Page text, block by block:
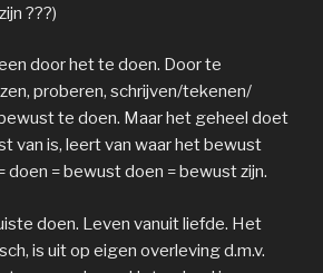
???)
door het te doen. Door te
proberen, schrijven/tekenen/
te doen. Maar het geheel doet
van is, leert van waar het bewust
doen = bewust doen = bewust zijn.
doen. Leven vanuit liefde. Het
is uit op eigen overleving d.m.v.